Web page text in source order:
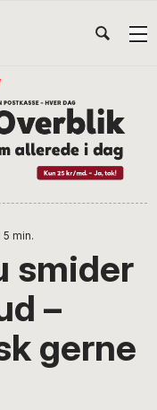
5 min.
smider
–
gerne